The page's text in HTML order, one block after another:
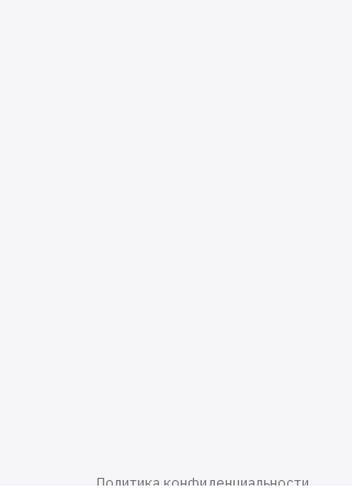
Политика конфиденциальности